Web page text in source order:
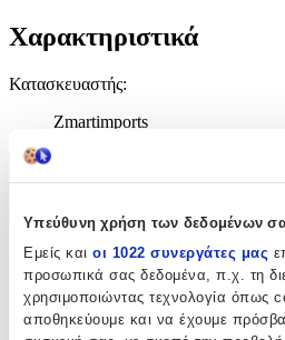
Υπεύθυνη χρήση των δεδομένων
Εμείς και οι 1022 συνεργάτες μας
προσωπικά σας δεδομένα, π.χ. τη
χρησιμοποιώντας τεχνολογία όπως
αποθηκεύουμε και να έχουμε
Χαρακτηριστικά
Κατασκευαστής:
Zmartimports
Χαρακτηριστικά
Χαρακτηριστικά
Κατασκευαστής